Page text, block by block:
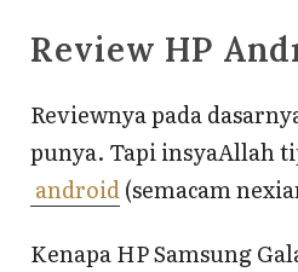
Review HP
Reviewnya pada
punya. Tapi insyaAllah
android(semacam
Kenapa HP Samsung